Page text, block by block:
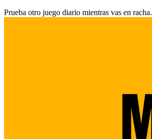
Prueba otro juego diario mientras vas en racha.